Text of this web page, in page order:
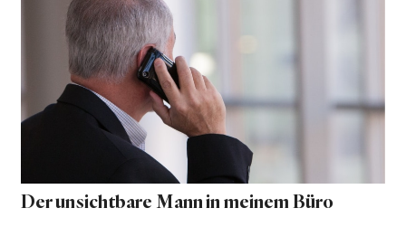
Der unsichtbare Mann in meinem Büro